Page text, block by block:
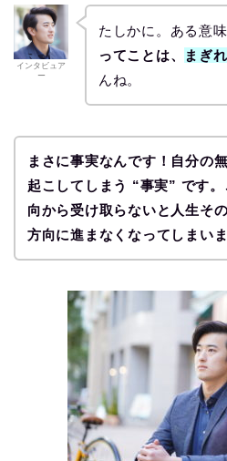
インタビュア
ー
たしかに。ある意
ってことは、
まぎ
んね。
まさに事実なんです！自分の
起こしてしまう “事実” です
向から受け取らないと人生そ
方向に進まなくなってしまいま